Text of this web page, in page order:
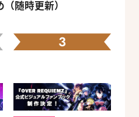
随時更新）
3